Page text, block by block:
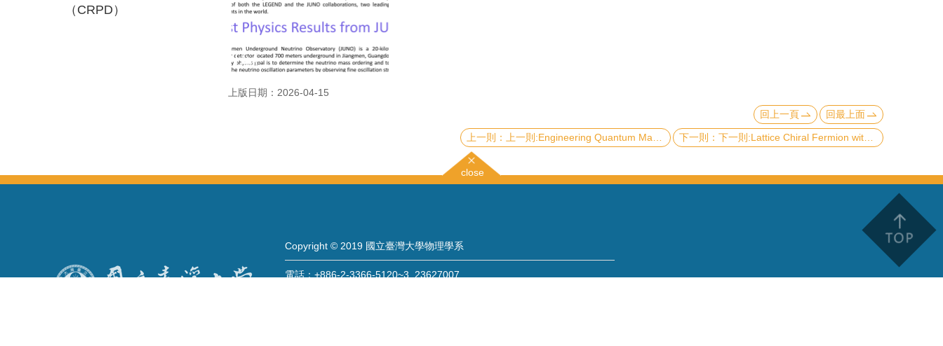
（CRPD）
上版日期：2026-04-15
回上一頁
回最上面
上一則:Engineering Quantum Matter through Geometry: Twistronics and Straintronics in 2D Materials 下一則:Lattice Chiral Fermion without Hermiticity
close
Copyright © 2019 國立臺灣大學物理學系
電話：+886-2-3366-5120~3 23627007